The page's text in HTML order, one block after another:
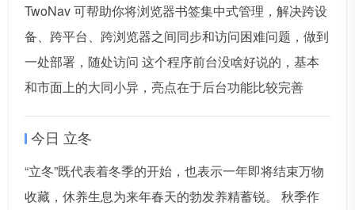
TwoNav 可帮助你将浏览器书签集中式管理，解决跨设
备、跨平台、跨浏览器之间同步和访问困难问题，做到
一处部署，随处访问 这个程序前台没啥好说的，基本
和市面上的大同小异，亮点在于后台功能比较完善
今日 立冬
“立冬”既代表着冬季的开始，也表示一年即将结束万物
收藏，休养生息为来年春天的勃发养精蓄锐。 秋季作